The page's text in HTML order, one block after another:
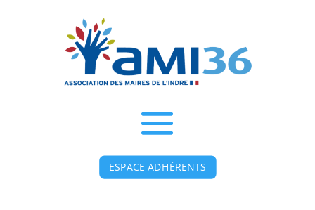
ESPACE ADHÉRENTS